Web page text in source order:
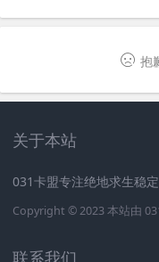
抱
关于本站
031卡盟专注绝地求生稳
Copyright © 2023 本站由
联系我们